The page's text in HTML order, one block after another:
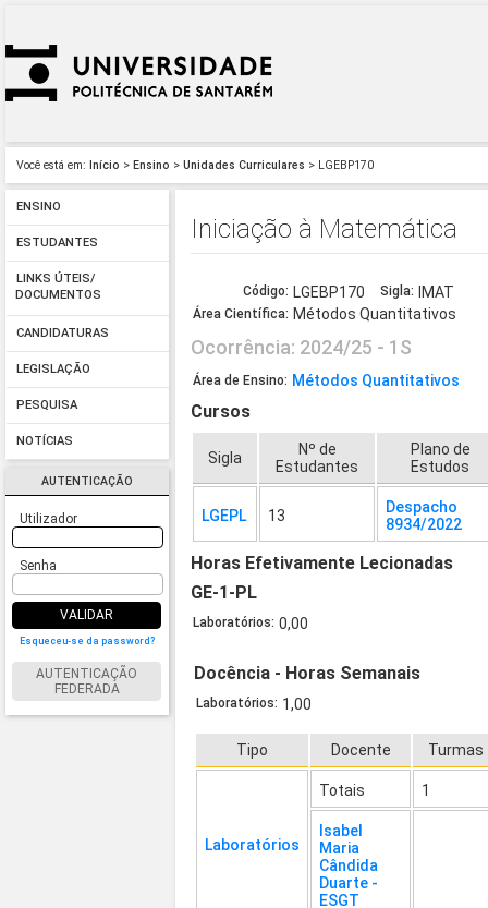
Você está em: Início > Ensino > Unidades Curriculares > LGEBP170
ENSINO
ESTUDANTES
LINKS ÚTEIS/
DOCUMENTOS
CANDIDATURAS
LEGISLAÇÃO
PESQUISA
NOTÍCIAS
AUTENTICAÇÃO
Utilizador
Senha
VALIDAR
Esqueceu-se da password?
AUTENTICAÇÃO
FEDERADA
Iniciação à Matemática
Código: LGEBP170 Sigla: IMAT
Área Científica: Métodos Quantitativos
Ocorrência: 2024/25 - 1S
Área de Ensino: Métodos Quantitativos
Cursos
Sigla
Nº de
Estudantes
Plano de
Estudos
LGEPL 13
Despacho
8934/2022
Horas Efetivamente Lecionadas
GE-1-PL
Laboratórios: 0,00
Docência - Horas Semanais
Laboratórios: 1,00
Tipo Docente Turmas
Laboratórios
Totais 1
Isabel
Maria
Cândida
Duarte -
ESGT